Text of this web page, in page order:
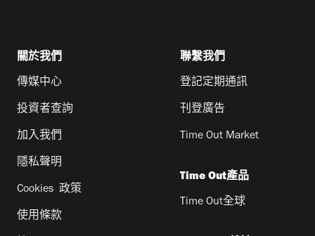
關於我們
傳媒中心
投資者查詢
加入我們
隱私聲明
Cookies 政策
使用條款
聯繫我們
登記定期通訊
刊登廣告
Time Out Market
Time Out產品
Time Out全球